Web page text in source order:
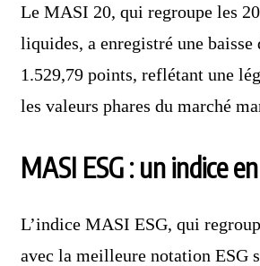
Le MASI 20, qui regroupe les
liquides, a enregistré une baisse
1.529,79 points, reflétant une
les valeurs phares du marché
MASI ESG : un indice
L’indice MASI ESG, qui
avec la meilleure notation ESG